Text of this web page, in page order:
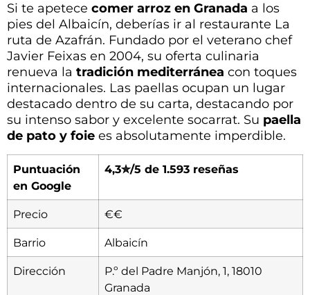
Si te apetece comer arroz en Granada a los
pies del Albaicín, deberías ir al restaurante La
ruta de Azafrán. Fundado por el veterano chef
Javier Feixas en 2004, su oferta culinaria
renueva la tradición mediterránea con toques
internacionales. Las paellas ocupan un lugar
destacado dentro de su carta, destacando por
su intenso sabor y excelente socarrat. Su paella
de pato y foie es absolutamente imperdible.
Puntuación
en Google
4,3✮/5 de 1.593 reseñas
Precio €€
Barrio Albaicín
Dirección
P.º del Padre Manjón, 1, 18010
Granada